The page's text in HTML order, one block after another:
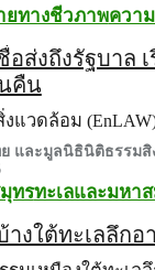
ยทางชีวภาพควา
ชื่อส่งถึงรัฐบา
คืน
แวดล้อม
และมูลนิธินิติธรรมสิ่
ทรทะเลและมหา
างใต้ทะเลลึกอ